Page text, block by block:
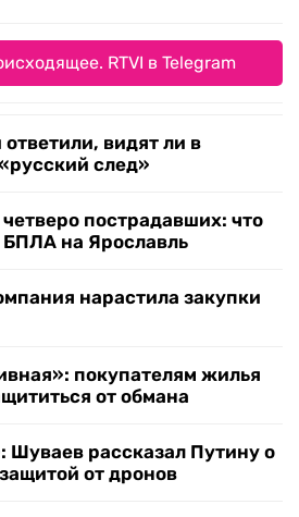
RTVI в Telegram
видят ли в
след»
пострадавших: что
БПЛА на Ярославль
нарастила закупки
покупателям жилья
от обмана
Шуваев рассказал Путину о
от дронов